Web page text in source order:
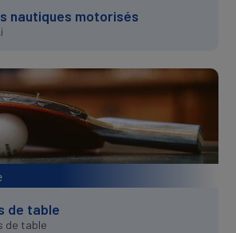
nautiques motorisés
de table
de table